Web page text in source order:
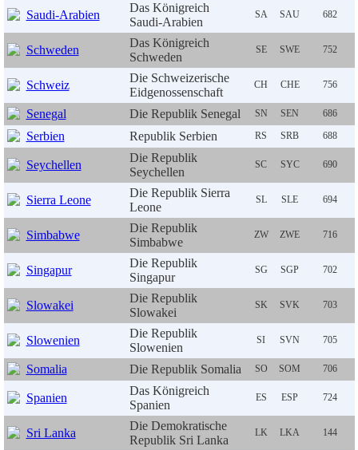
Saudi-Arabien
Das Königreich
Saudi-Arabien
SA SAU 682
Schweden
Das Königreich
Schweden
SE SWE 752
Schweiz
Die Schweizerische
Eidgenossenschaft
CH CHE 756
Senegal Die Republik Senegal SN SEN 686
Serbien Republik Serbien RS SRB 688
Seychellen
Die Republik
Seychellen
SC SYC 690
Sierra Leone
Die Republik Sierra
Leone
SL SLE 694
Simbabwe
Die Republik
Simbabwe
ZW ZWE 716
Singapur
Die Republik
Singapur
SG SGP 702
Slowakei
Die Republik
Slowakei
SK SVK 703
Slowenien
Die Republik
Slowenien
SI SVN 705
Somalia Die Republik Somalia SO SOM 706
Spanien
Das Königreich
Spanien
ES ESP 724
Sri Lanka
Die Demokratische
Republik Sri Lanka
LK LKA 144